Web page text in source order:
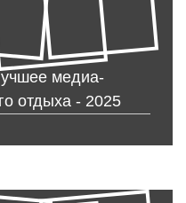
медиа-
отдыха - 2025